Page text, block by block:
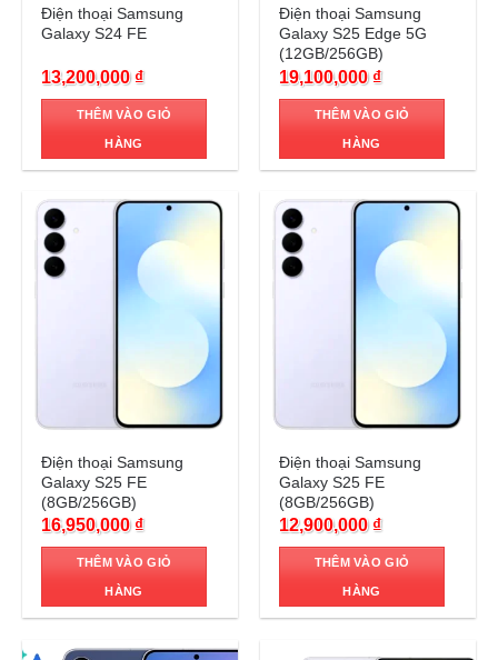
Điện thoại Samsung
Galaxy S24 FE
13,200,000 ₫
THÊM VÀO GIỎ
HÀNG
Điện thoại Samsung
Galaxy S25 Edge 5G
(12GB/256GB)
19,100,000 ₫
THÊM VÀO GIỎ
HÀNG
Trả góp 0%
Điện thoại Samsung
Galaxy S25 FE
(8GB/256GB)
16,950,000 ₫
THÊM VÀO GIỎ
HÀNG
Trả góp 0%
Điện thoại Samsung
Galaxy S25 FE
(8GB/256GB)
12,900,000 ₫
THÊM VÀO GIỎ
HÀNG